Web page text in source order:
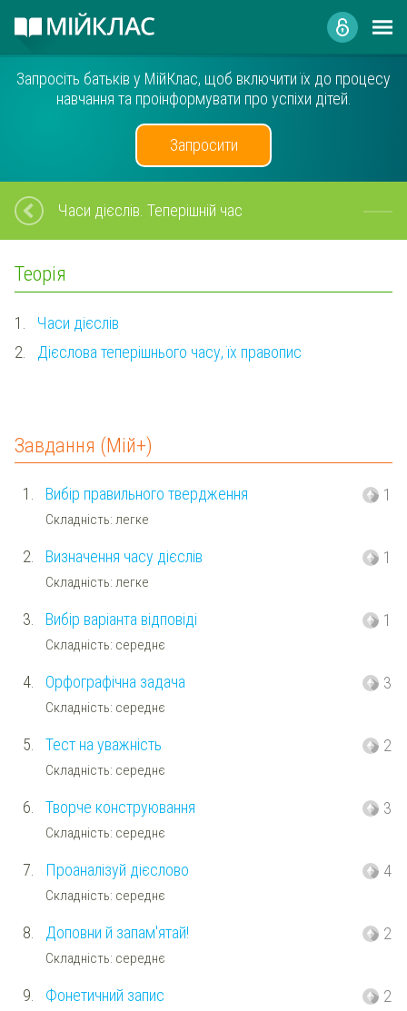
Запросіть батьків у МійКлас, щоб включити їх до процесу
навчання та проінформувати про успіхи дітей.
Запросити
Часи дієслів. Теперішній час
Теорія
1.
Часи дієслів
2.
Дієслова теперішнього часу, їх правопис
Завдання (Мій+)
1. Вибір правильного твердження
Складність: легке
1
2. Визначення часу дієслів
Складність: легке
1
3. Вибір варіанта відповіді
Складність: середнє
1
4. Орфографічна задача
Складність: середнє
3
5. Тест на уважність
Складність: середнє
2
6. Творче конструювання
Складність: середнє
3
7. Проаналізуй дієслово
Складність: середнє
4
8. Доповни й запам'ятай!
Складність: середнє
2
9. Фонетичний запис 2